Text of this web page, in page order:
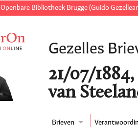
Openbare Bibliotheek Brugge (Guido
Gezelles
21/07/
van
Brieven